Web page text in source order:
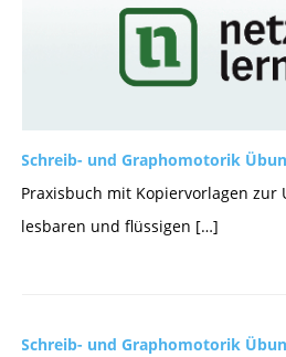
Schreib- und Graphomotorik
Praxisbuch mit Kopiervorlagen
lesbaren und flüssigen […]
Schreib- und Graphomotorik